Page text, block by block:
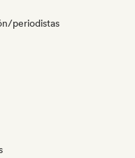
periodistas